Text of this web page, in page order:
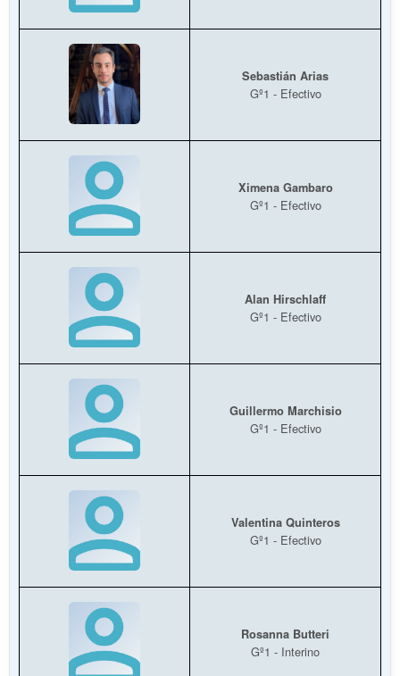
Sebastián Arias
Gº1 - Efectivo
Ximena Gambaro
Gº1 - Efectivo
Alan Hirschlaff
Gº1 - Efectivo
Guillermo Marchisio
Gº1 - Efectivo
Valentina Quinteros
Gº1 - Efectivo
Rosanna Butteri
Gº1 - Interino